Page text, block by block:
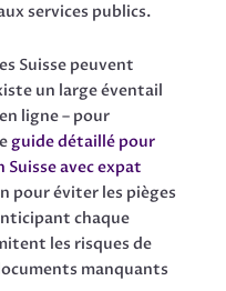
services publics.
Suisse peuvent
un large éventail
ligne – pour
guide détaillé pour
Suisse avec expat
éviter les pièges
chaque
les risques de
manquants